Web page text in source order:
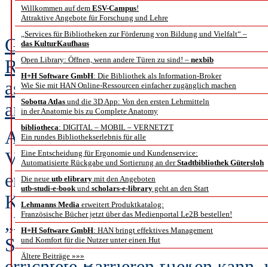
Willkommen auf dem ESV-Campus!
Attraktive Angebote für Forschung und Lehre
„Services für Bibliotheken zur Förderung von Bildung und Vielfalt“ –
das KulturKaufhaus
Open Library: Öffnen, wenn andere Türen zu sind! – nexbib
H+H Software GmbH: Die Bibliothek als Information-Broker
Wie Sie mit HAN Online-Ressourcen einfacher zugänglich machen
Sobotta Atlas und die 3D App: Von den ersten Lehrmitteln
in der Anatomie bis zu Complete Anatomy
bibliotheca: DIGITAL – MOBIL – VERNETZT
Ein rundes Bibliothekserlebnis für alle
Eine Entscheidung für Ergonomie und Kundenservice:
Automatisierte Rückgabe und Sortierung an derStadtbibliothek Gütersloh
Die neue utb elibrary mit den Angeboten
utb-studi-e-bookund scholars-e-library geht an den Start
Lehmanns Media erweitert Produktkatalog:
Französische Bücher jetzt über das Medienportal Le2B bestellen!
H+H Software GmbH: HAN bringt effektives Management
und Komfort für die Nutzer unter einen Hut
Ältere Beiträge »»»
denken
Gespräch mit Privatdozent Dr.
Radiologie,
assoziierter Forscher mit
am HIIG in Berlin, Autor von
Am 5. und 6. November 2018
Verlagsmanager und
erste internationale Konferenz
Knowledge Creation.
„Es geht tatsächlich um den
Science-Ökosystems, in dem die